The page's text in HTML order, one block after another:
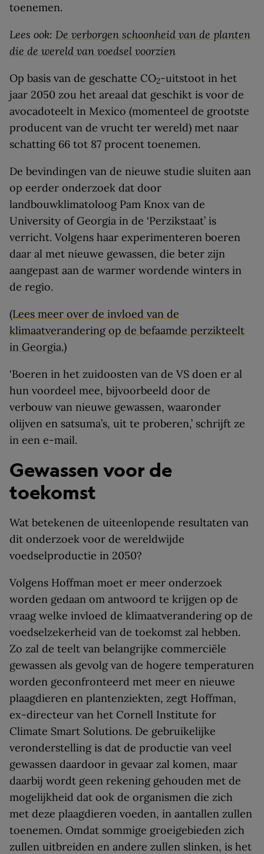
toenemen.
Lees ook: De verborgen schoonheid van de planten
die de wereld van voedsel voorzien
Op basis van de geschatte CO2-uitstoot in het
jaar 2050 zou het areaal dat geschikt is voor de
avocadoteelt in Mexico (momenteel de grootste
producent van de vrucht ter wereld) met naar
schatting 66 tot 87 procent toenemen.
De bevindingen van de nieuwe studie sluiten aan
op eerder onderzoek dat door
landbouwklimatoloog Pam Knox van de
University of Georgia in de ‘Perzikstaat’ is
verricht. Volgens haar experimenteren boeren
daar al met nieuwe gewassen, die beter zijn
aangepast aan de warmer wordende winters in
de regio.
(Lees meer over de invloed van de
klimaatverandering op de befaamde perzikteelt
in Georgia.)
‘Boeren in het zuidoosten van de VS doen er al
hun voordeel mee, bijvoorbeeld door de
verbouw van nieuwe gewassen, waaronder
olijven en satsuma’s, uit te proberen,’ schrijft ze
in een e-mail.
Gewassen voor de
toekomst
Wat betekenen de uiteenlopende resultaten van
dit onderzoek voor de wereldwijde
voedselproductie in 2050?
Volgens Hoffman moet er meer onderzoek
worden gedaan om antwoord te krijgen op de
vraag welke invloed de klimaatverandering op de
voedselzekerheid van de toekomst zal hebben.
Zo zal de teelt van belangrijke commerciële
gewassen als gevolg van de hogere temperaturen
worden geconfronteerd met meer en nieuwe
plaagdieren en plantenziekten, zegt Hoffman,
ex-directeur van het Cornell Institute for
Climate Smart Solutions. De gebruikelijke
veronderstelling is dat de productie van veel
gewassen daardoor in gevaar zal komen, maar
daarbij wordt geen rekening gehouden met de
mogelijkheid dat ook de organismen die zich
met deze plaagdieren voeden, in aantallen zullen
toenemen. Omdat sommige groeigebieden zich
zullen uitbreiden en andere zullen slinken, is het